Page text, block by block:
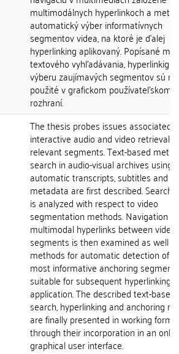
multimodálnych hyperlinkoch a
automatický výber informatívnych
segmentov videa, na ktoré je ďalej
hyperlinking aplikovaný. Popísané
textového vyhľadávania, hyperlinkigu
výberu zaujímavých segmentov sú
použité v grafickom používateľskom
rozhraní.
The thesis probes issues associated
interactive audio and video retrieval of
relevant segments. Text-based
search in audio-visual archives using
automatic transcripts, subtitles and
metadata are first described. Search
is analyzed with respect to video
segmentation methods. Navigation
multimodal hyperlinks between video
segments is then examined as well
methods for automatic detection of
most informative anchoring segments
suitable for subsequent hyperlinking
application. The described text-based
search, hyperlinking and anchoring
are finally presented in working form
through their incorporation in an
graphical user interface.